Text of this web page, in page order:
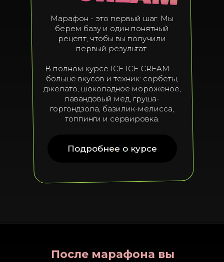
Подробнее о курсе
Марафон - это первый шаг. Мы
берем базу и один понятный
рецепт, чтобы вы получили
первый результат.
В полном курсе ICE ICE CREAM —
больше вкусов и техник: сорбеты,
джелато, шоколадное мороженое,
лавандовый мед, груша-
горгондзола, базилик-мелисса,
топпинги и сервировка.
После марафона вы